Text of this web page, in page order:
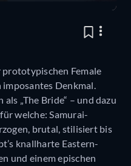
Female
Denkmal.
„The Bride“ – und dazu
welche: Samurai-
brutal, stilisiert bis
knallharte Eastern-
und einem epischen